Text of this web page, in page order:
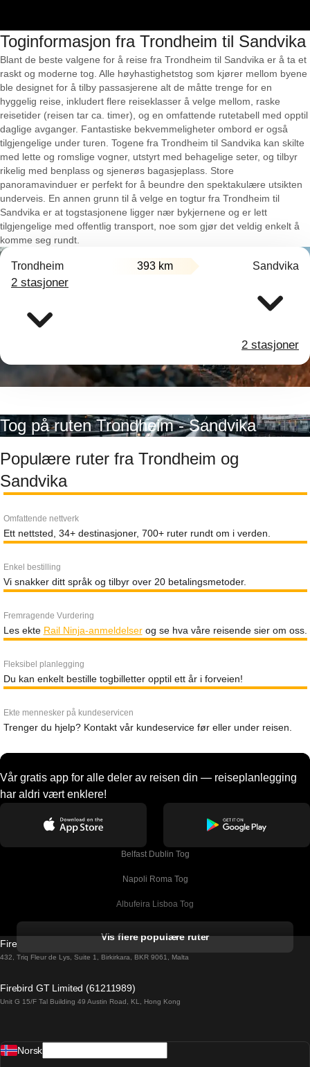
Toginformasjon fra Trondheim til Sandvika
Blant de beste valgene for å reise fra Trondheim til Sandvika er å ta et
raskt og moderne tog. Alle høyhastighetstog som kjører mellom byene
ble designet for å tilby passasjerene alt de måtte trenge for en
hyggelig reise, inkludert flere reiseklasser å velge mellom, raske
reisetider (reisen tar ca. timer), og en omfattende rutetabell med opptil
daglige avganger. Fantastiske bekvemmeligheter ombord er også
tilgjengelige under turen. Togene fra Trondheim til Sandvika kan skilte
med lette og romslige vogner, utstyrt med behagelige seter, og tilbyr
rikelig med benplass og sjenerøs bagasjeplass. Store
panoramavinduer er perfekt for å beundre den spektakulære utsikten
underveis. En annen grunn til å velge en togtur fra Trondheim til
Sandvika er at togstasjonene ligger nær bykjernene og er lett
tilgjengelige med offentlig transport, noe som gjør det veldig enkelt å
komme seg rundt.
Trondheim 393 km Sandvika
2 stasjoner
2 stasjoner
Tog på ruten Trondheim - Sandvika
Populære ruter fra Trondheim og
Sandvika
Omfattende nettverk
Ett nettsted, 34+ destinasjoner, 700+ ruter rundt om i verden.
Enkel bestilling
Vi snakker ditt språk og tilbyr over 20 betalingsmetoder.
Fremragende Vurdering
Les ekte Rail Ninja-anmeldelserog se hva våre reisende sier om oss.
Fleksibel planlegging
Du kan enkelt bestille togbilletter opptil ett år i forveien!
Ekte mennesker på kundeservicen
Trenger du hjelp? Kontakt vår kundeservice før eller under reisen.
Vår gratis app for alle deler av reisen din — reiseplanlegging
har aldri vært enklere!
Belfast Dublin Tog
Napoli Roma Tog
Albufeira Lisboa Tog
Barcelona Madrid Tog
Barcelona Sevilla Tog
Vis flere populære ruter
Firebird GT Limited (OC 1451)
432, Triq Fleur de Lys, Suite 1, Birkirkara, BKR 9061, Malta
Firebird GT Limited (61211989)
Unit G 15/F Tal Building 49 Austin Road, KL, Hong Kong
Norsk